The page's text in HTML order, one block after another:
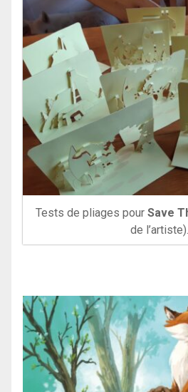
Tests de pliages pour Save
de l’artiste).